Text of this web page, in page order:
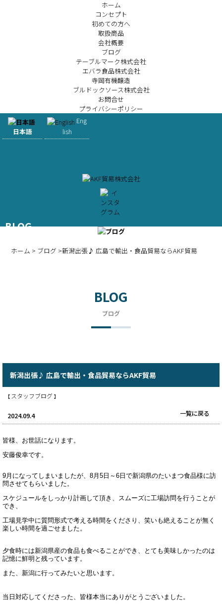
ホーム
コンセプト
初めての方へ
取扱商品
会社概要
ブログ
テーブルマーク株式会社
エバラ食品株式会社
寺岡有機醸造
ブルドックソース株式会社
お問合せ
プライバシーポリシー
日本語
Eng
lish
BLOG
ホーム > ブログ >新潟出張♪ 広島で輸出・食品貿易ならAKF貿易
BLOG
ブログ
新潟出張♪ 広島で輸出・食品貿易ならAKF貿易
【 スタッフブログ 】
2024.09.4 一覧に戻る
皆様、お世話になります。
9月になってしまいましたが、8月5日～6日で新潟県のたいまつ食品様に訪
問させてもらいました。
スケジュールをしっかり計画して頂き、スムーズに工場訪問を行うことが
でき、
工場見学中に質問形式で考える時間をくださり、笑いも絶えることが無く
楽しい時間を過ごせました。
夕食時には新潟県産の食品も食べることができ、とても美味しかったのは
記憶に鮮明と残っています。
また、新潟に行ってみたいと思います。
当日対応してくださった、皆様本当にありがとうございました。